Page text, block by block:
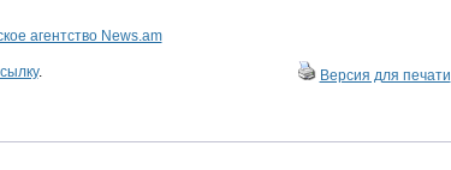
агентство News.am
. Версия для печати